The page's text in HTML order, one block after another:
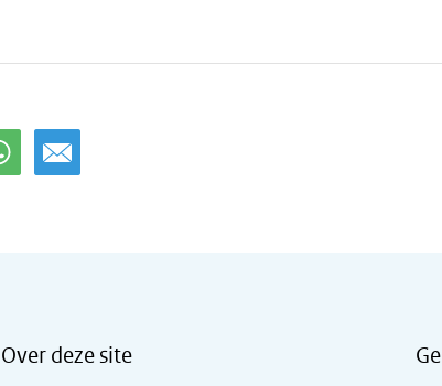
Over deze site